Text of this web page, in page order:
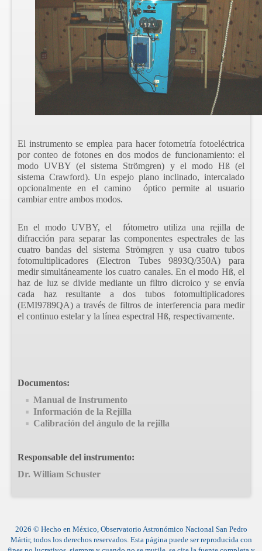
El instrumento se emplea para hacer fotometría fotoeléctrica
por conteo de fotones en dos modos de funcionamiento: el
modo UVBY (el sistema Strömgren) y el modo Hß (el
sistema Crawford). Un espejo plano inclinado, intercalado
opcionalmente en el camino óptico permite al usuario
cambiar entre ambos modos.
En el modo UVBY, el fótometro utiliza una rejilla de
difracción para separar las componentes espectrales de las
cuatro bandas del sistema Strömgren y usa cuatro tubos
fotomultiplicadores (Electron Tubes 9893Q/350A) para
medir simultáneamente los cuatro canales. En el modo Hß, el
haz de luz se divide mediante un filtro dicroico y se envía
cada haz resultante a dos tubos fotomultiplicadores
(EMI9789QA) a través de filtros de interferencia para medir
el continuo estelar y la línea espectral Hß, respectivamente.
Documentos:
Manual de Instrumento
Información de la Rejilla
Calibración del ángulo de la rejilla
Responsable del instrumento:
Dr. William Schuster
2026 © Hecho en México, Observatorio Astronómico Nacional San Pedro
Mártir, todos los derechos reservados. Esta página puede ser reproducida con